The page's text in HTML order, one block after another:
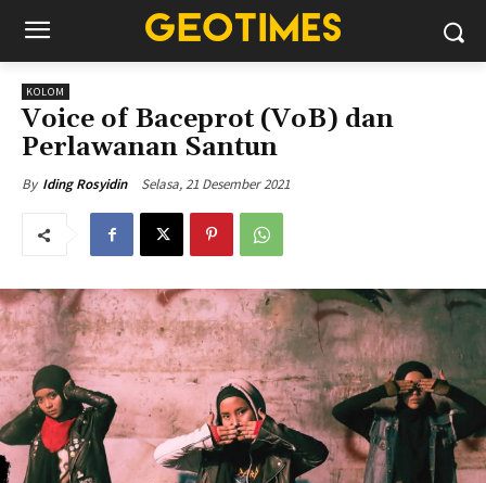
KOLOM
Voice of Baceprot (VoB) dan
Perlawanan Santun
By Iding Rosyidin Selasa, 21 Desember 2021